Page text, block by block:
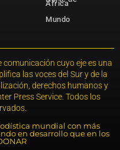
África
Mundo
cuyo eje es una
las voces del Sur y de la
derechos humanos y
Press Service. Todos los
mundial con más
en desarrollo que en los